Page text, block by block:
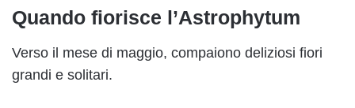
Quando fiorisce l’Astrophytum
Verso il mese di maggio, compaiono deliziosi fiori
grandi e solitari.